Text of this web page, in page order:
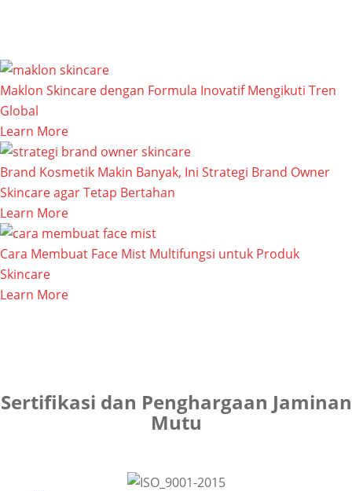
Maklon Skincare dengan Formula Inovatif Mengikuti Tren
Global
Learn More
Brand Kosmetik Makin Banyak, Ini Strategi Brand Owner
Skincare agar Tetap Bertahan
Learn More
Cara Membuat Face Mist Multifungsi untuk Produk
Skincare
Learn More
Sertifikasi dan Penghargaan Jaminan
Mutu